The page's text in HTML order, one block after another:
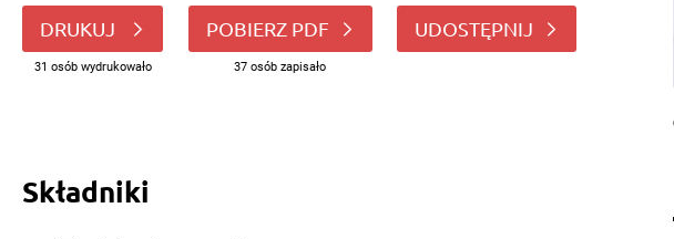
DRUKUJ
31 osób wydrukowało
POBIERZ PDF
37 osób zapisało
UDOSTĘPNIJ
Składniki